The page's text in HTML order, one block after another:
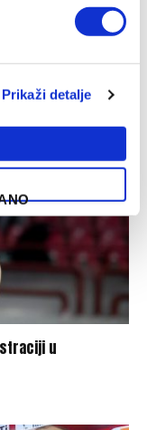
Prikaži detalje
biti u kadru za
u